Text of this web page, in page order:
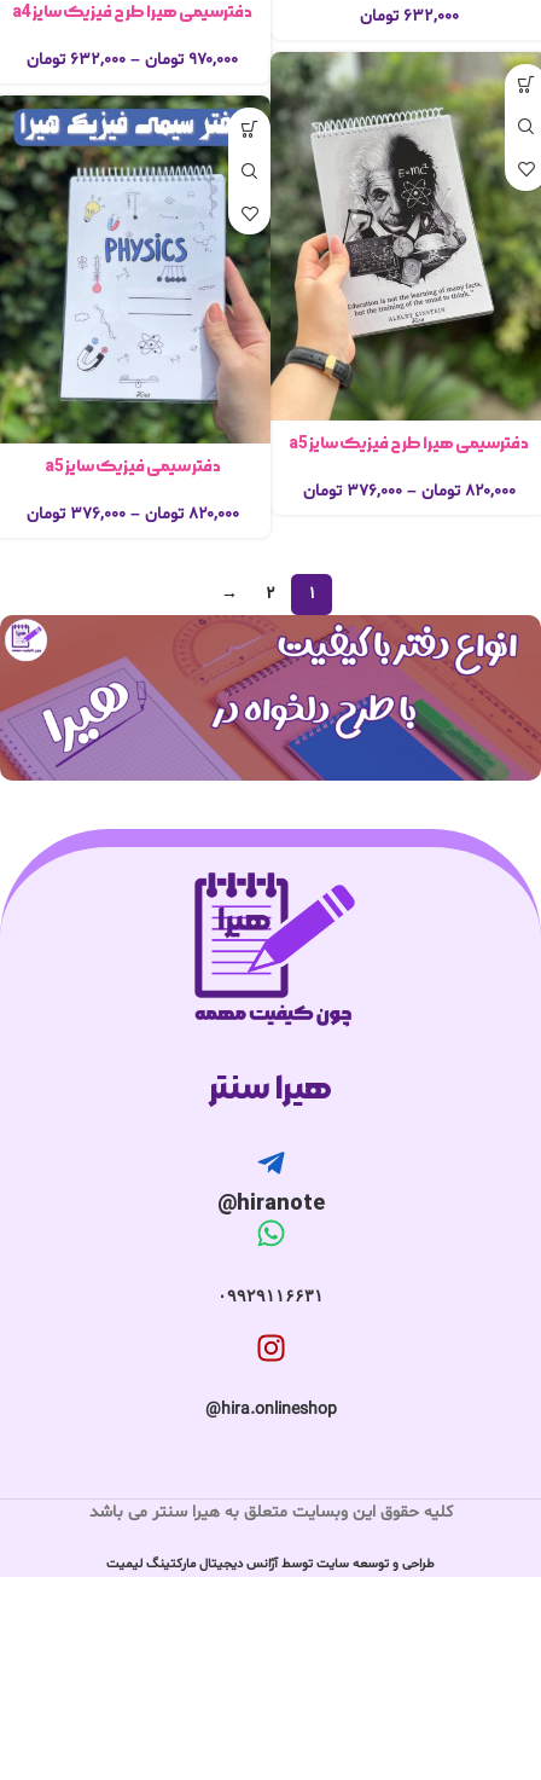
۶۳۲,۰۰۰ تومان دفترسیمی هیرا طرح فیزیک سایز a4
۹۷۰,۰۰۰ تومان – ۶۳۲,۰۰۰ تومان
دفترسیمی هیرا طرح فیزیک سایز a5
۸۲۰,۰۰۰ تومان – ۳۷۶,۰۰۰ تومان
دفتر سیمی فیزیک سایز a5
۸۲۰,۰۰۰ تومان – ۳۷۶,۰۰۰ تومان
1
2
→
هیرا سنتر
hiranote@
۰۹۹۲۹۱۱۶۶۳۱
hira.onlineshop@
کلیه حقوق این وبسایت متعلق به هیرا سنتر می باشد
طراحی و توسعه سایت توسط آژانس دیجیتال مارکتینگ لیمیت